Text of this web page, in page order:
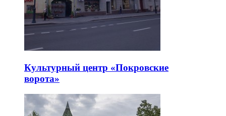
Культурный центр «Покровские
ворота»